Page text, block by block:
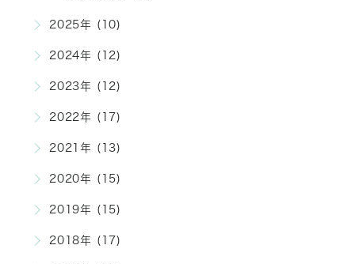
2025年 (10)
2024年 (12)
2023年 (12)
2022年 (17)
2021年 (13)
2020年 (15)
2019年 (15)
2018年 (17)